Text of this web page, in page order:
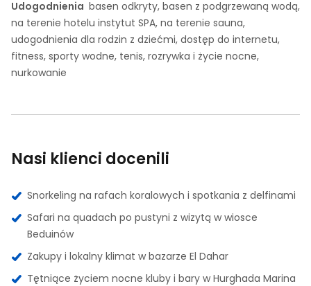
Udogodnienia basen odkryty, basen z podgrzewaną wodą,
na terenie hotelu instytut SPA, na terenie sauna,
udogodnienia dla rodzin z dziećmi, dostęp do internetu,
fitness, sporty wodne, tenis, rozrywka i życie nocne,
nurkowanie
Nasi klienci docenili
Snorkeling na rafach koralowych i spotkania z delfinami
Safari na quadach po pustyni z wizytą w wiosce
Beduinów
Zakupy i lokalny klimat w bazarze El Dahar
Tętniące życiem nocne kluby i bary w Hurghada Marina